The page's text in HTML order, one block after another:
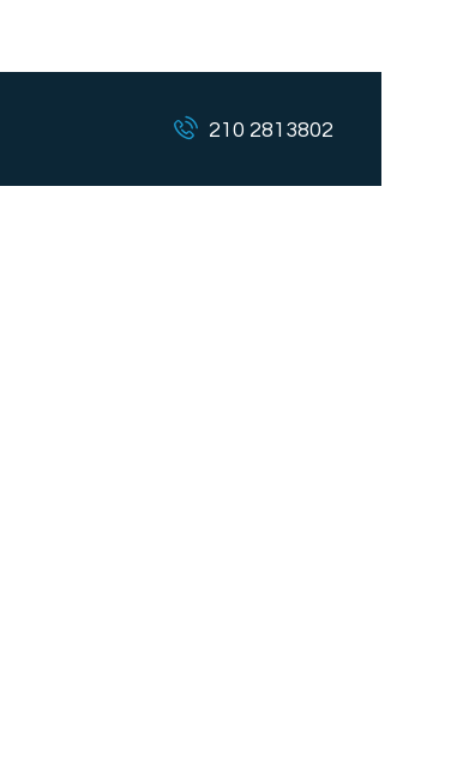
210 2813802